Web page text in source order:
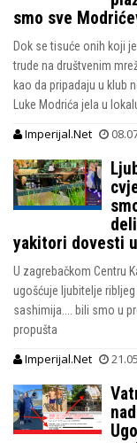
smo sve
Dok se tisuće onih koji
trude na društvenim
kao da pripadaju u klub
Luke Modrića jela u
Imperijal.Net
yakitori dovesti
U zagrebačkom Centru
ugošćuje ljubitelje
sashimija.... bili smo u
propušta
Imperijal.Net